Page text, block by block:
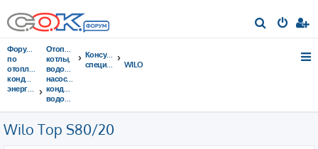
о
Форумы
по
отоплению,
кондиционированию,
энергосбережению
Отопительные
котлы,
водонагреватели,
насосы,
кондиционеры,
водоочистка...
Консультации
специалистов
WILO
Wilo Top S80/20